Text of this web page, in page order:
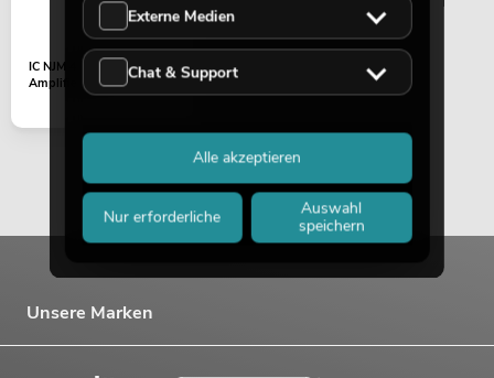
No. 20000666
IC NJM 4556 D Dual
Amplifier DIP-8
Unsere Marken
Externe Medien
Chat & Support
Nur erforderliche
Auswahl
speichern
Alle akzeptieren